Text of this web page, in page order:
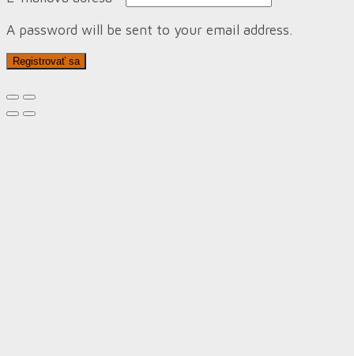
A password will be sent to your email address.
Registrovať sa